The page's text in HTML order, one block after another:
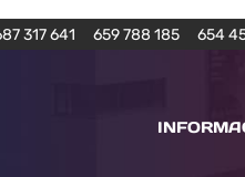
317 641 659 788 185 654